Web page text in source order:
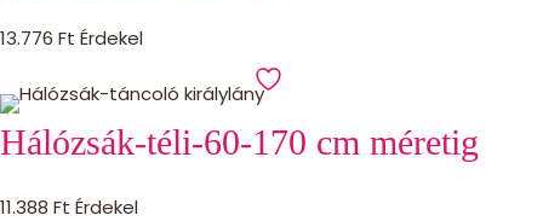
13.776 Ft Érdekel
Hálózsák-téli-60-170 cm méretig
11.388 Ft Érdekel